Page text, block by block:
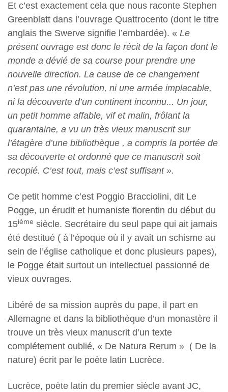
Et c’est exactement cela que nous raconte Stephen
Greenblatt dans l’ouvrage Quattrocento (dont le titre
anglais the Swerve signifie l’embardée). « Le
présent ouvrage est donc le récit de la façon dont le
monde a dévié de sa course pour prendre une
nouvelle direction. La cause de ce changement
n’est pas une révolution, ni une armée implacable,
ni la découverte d’un continent inconnu... Un jour,
un petit homme affable, vif et malin, frôlant la
quarantaine, a vu un très vieux manuscrit sur
l’étagère d’une bibliothèque , a compris la portée de
sa découverte et ordonné que ce manuscrit soit
recopié. C’est tout, mais c’est suffisant ».
Ce petit homme c’est Poggio Bracciolini, dit Le
Pogge, un érudit et humaniste florentin du début du
15ième siècle. Secrétaire du seul pape qui ait jamais
été destitué ( à l’époque où il y avait un schisme au
sein de l’église catholique et donc plusieurs papes),
le Pogge était surtout un intellectuel passionné de
vieux ouvrages.
Libéré de sa mission auprès du pape, il part en
Allemagne et dans la bibliothèque d’un monastère il
trouve un très vieux manuscrit d’un texte
complétement oublié, « De Natura Rerum » ( De la
nature) écrit par le poète latin Lucrèce.
Lucrèce, poète latin du premier siècle avant JC,